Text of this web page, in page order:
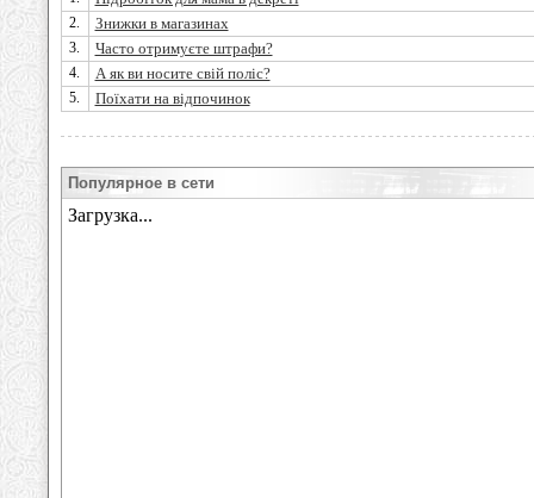
2. Знижки в магазинах
3. Часто отримуєте штрафи?
4. А як ви носите свій поліс?
5. Поїхати на відпочинок
Популярное в сети